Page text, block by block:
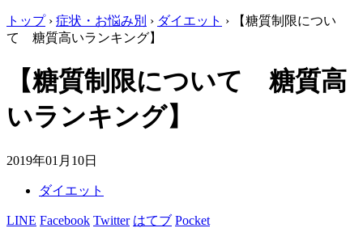
トップ› 症状・お悩み別 › ダイエット ›
【糖質制限につい
て 糖質高いランキング】
【糖質制限について 糖質高
いランキング】
2019年01月10日
ダイエット
LINE Facebook Twitter はてブ Pocket